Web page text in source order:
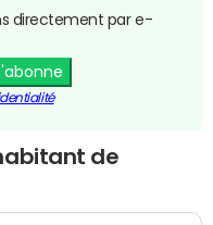
directement par e-
de